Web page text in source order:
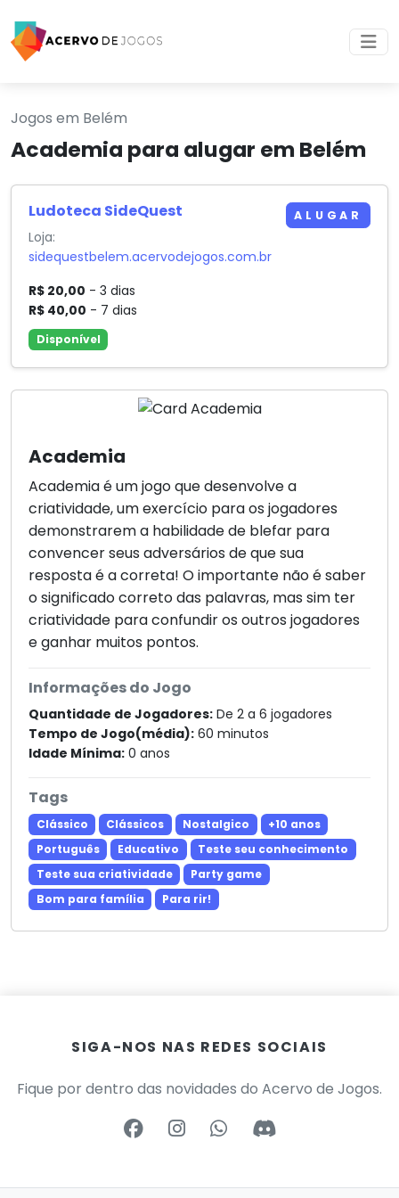
Jogos em Belém
Academia para alugar em Belém
Academia
Academia é um jogo que desenvolve a
criatividade, um exercício para os jogadores
demonstrarem a habilidade de blefar para
convencer seus adversários de que sua
resposta é a correta! O importante não é saber
o significado correto das palavras, mas sim ter
criatividade para confundir os outros jogadores
e ganhar muitos pontos.
Informações do Jogo
Quantidade de Jogadores: De 2 a 6 jogadores
Tempo de Jogo(média): 60 minutos
Idade Mínima: 0 anos
Tags
Clássico Clássicos Nostalgico
+10 anos
Português
Educativo
Teste seu conhecimento
Teste sua criatividade
Party game
Bom para família
Para rir!
Ludoteca SideQuest
Loja:
sidequestbelem.acervodejogos.com.br
R$ 20,00 - 3 dias
R$ 40,00 - 7 dias
Disponível
ALUGAR
SIGA-NOS NAS REDES SOCIAIS
Fique por dentro das novidades do Acervo de Jogos.